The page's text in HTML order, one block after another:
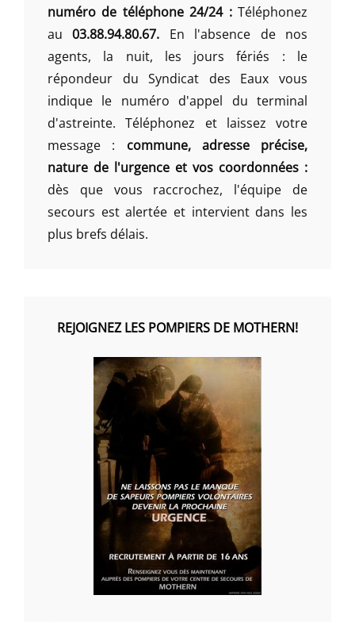
numéro de téléphone 24/24 :Téléphonez
au03.88.94.80.67. En l'absence de nos
agents, la nuit, les jours fériés : le
répondeur du Syndicat des Eaux vous
indique le numéro d'appel du terminal
d'astreinte. Téléphonez et laissez votre
message : commune, adresse précise,
nature de l'urgence et vos coordonnées :
dès que vous raccrochez, l'équipe de
secours est alertée et intervient dans les
plus brefs délais.
REJOIGNEZ LES POMPIERS DE MOTHERN!